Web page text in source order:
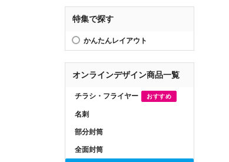
特集で探す
かんたんレイアウト
オンラインデザイン商品一覧
チラシ・フライヤー おすすめ
名刺
部分封筒
全面封筒